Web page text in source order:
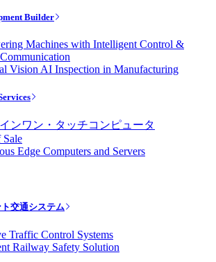
Builder
Machines with Intelligent Control &
Vision AI Inspection in Manufacturing
ンワン・タッチコンピュータ
Sale
Edge Computers and Servers
交通システム
Traffic Control Systems
Railway Safety Solution